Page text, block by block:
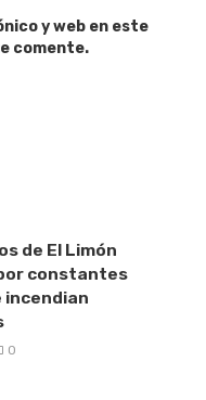
y web en este
comente.
de El Limón
constantes
incendian
0